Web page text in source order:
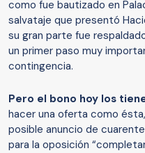
como fue bautizado en
salvataje que presentó
su gran parte fue
un primer paso muy
contingencia.
Pero el bono hoy los
hacer una oferta como
posible anuncio de
para la oposición